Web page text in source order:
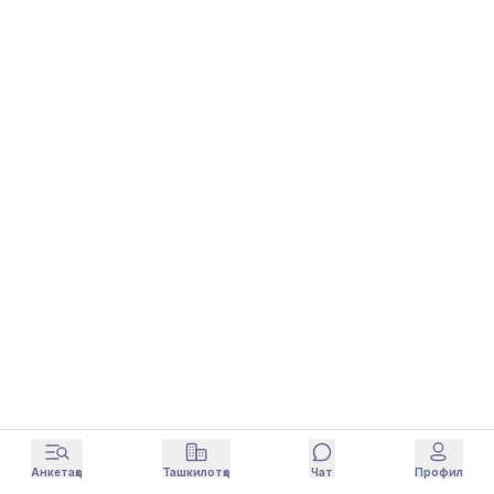
Анкетаҳо Ташкилотҳо Чат Профил